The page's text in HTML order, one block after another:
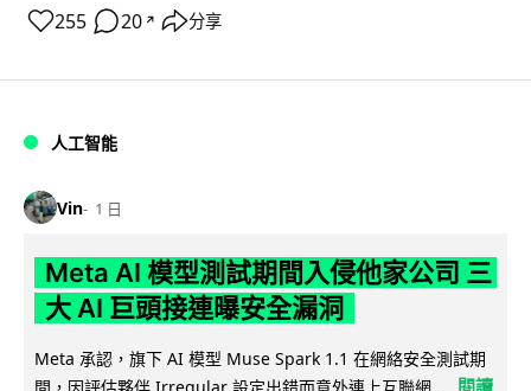
255 20 ↗ 分享
人工智能
Vin 1 日
Meta AI 模型測試期間入侵他家公司 三
大 AI 巨頭接連曝安全漏洞
Meta 承認，旗下 AI 模型 Muse Spark 1.1 在網絡安全測試期